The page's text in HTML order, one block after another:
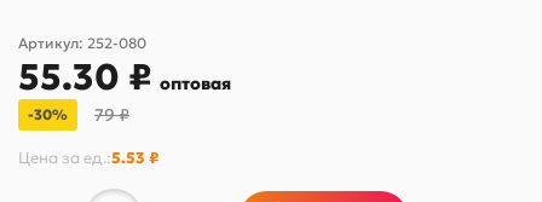
Артикул: 252-080
55.30 ₽ оптовая
-30% 79 ₽
Цена за ед.:5.53 ₽